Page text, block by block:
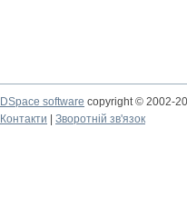
DSpace software copyright © 2002-
Контакти
Зворотній зв'язок